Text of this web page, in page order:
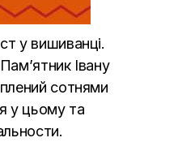
у вишиванці.
Івану
сотнями
у цьому та